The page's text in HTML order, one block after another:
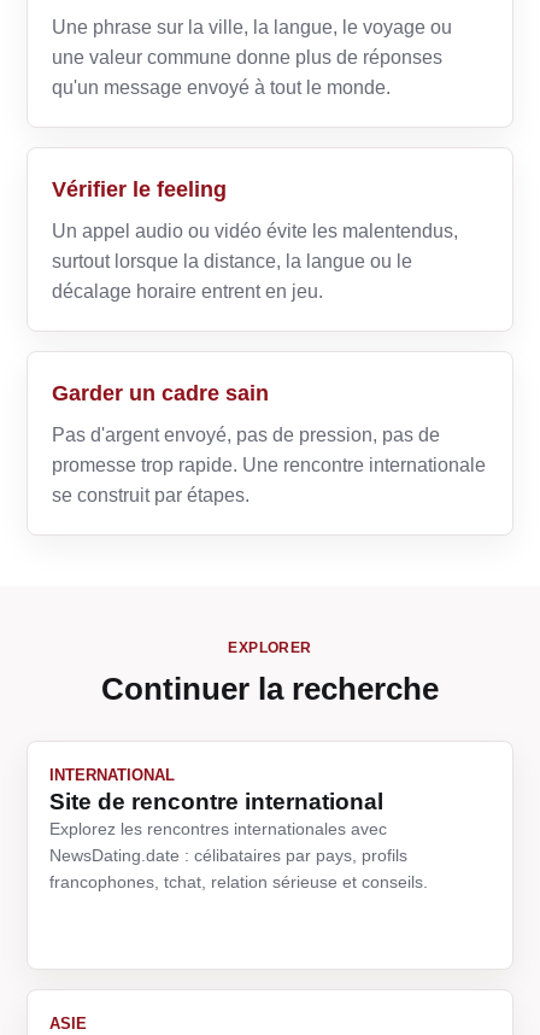
Une phrase sur la ville, la langue, le voyage ou
une valeur commune donne plus de réponses
qu'un message envoyé à tout le monde.
Vérifier le feeling
Un appel audio ou vidéo évite les malentendus,
surtout lorsque la distance, la langue ou le
décalage horaire entrent en jeu.
Garder un cadre sain
Pas d'argent envoyé, pas de pression, pas de
promesse trop rapide. Une rencontre internationale
se construit par étapes.
EXPLORER
Continuer la recherche
INTERNATIONAL
Site de rencontre international
Explorez les rencontres internationales avec
NewsDating.date : célibataires par pays, profils
francophones, tchat, relation sérieuse et conseils.
ASIE